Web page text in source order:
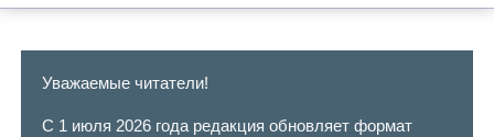
Уважаемые читатели!
С 1 июля 2026 года редакция обновляет формат